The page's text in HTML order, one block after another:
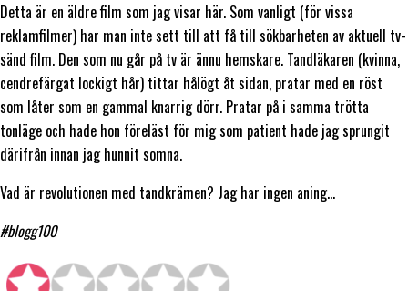
Detta är en äldre film som jag visar här. Som vanligt (för vissa
reklamfilmer) har man inte sett till att få till sökbarheten av aktuell tv-
sänd film. Den som nu går på tv är ännu hemskare. Tandläkaren (kvinna,
cendrefärgat lockigt hår) tittar hålögt åt sidan, pratar med en röst
som låter som en gammal knarrig dörr. Pratar på i samma trötta
tonläge och hade hon föreläst för mig som patient hade jag sprungit
därifrån innan jag hunnit somna.
Vad är revolutionen med tandkrämen? Jag har ingen aning…
#blogg100